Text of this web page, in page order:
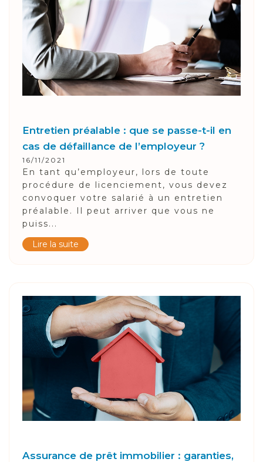
Entretien préalable : que se passe-t-il en
cas de défaillance de l’employeur ?
16/11/2021
En tant qu’employeur, lors de toute
procédure de licenciement, vous devez
convoquer votre salarié à un entretien
préalable. Il peut arriver que vous ne
puiss...
Lire la suite
Assurance de prêt immobilier : garanties,